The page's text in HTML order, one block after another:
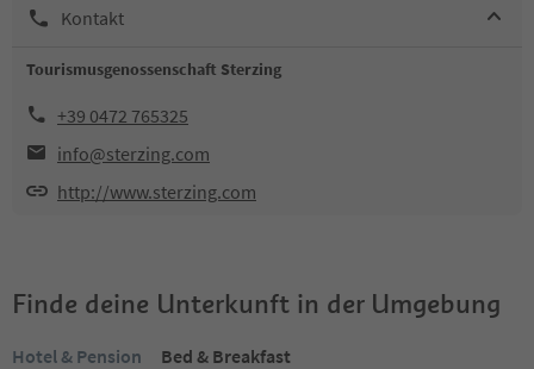
Kontakt
Tourismusgenossenschaft Sterzing
+39 0472 765325
info@sterzing.com
http://www.sterzing.com
Finde deine Unterkunft in der Umgebung
Hotel & Pension
Bed & Breakfast